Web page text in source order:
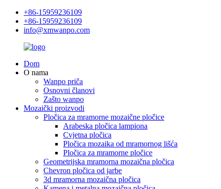
+86-15959236109
+86-15959236109
info@xmwanpo.com
Dom
O nama
Wanpo priča
Osnovni članovi
Zašto wanpo
Mozaički proizvodi
Pločica za mramorne mozaične pločice
Arabeska pločica lampiona
Cvjetna pločica
Pločica mozaika od mramornog lišća
Pločica za mramorne pločice
Geometrijska mramorna mozaična pločica
Chevron pločica od jarbe
3d mramorna mozaična pločica